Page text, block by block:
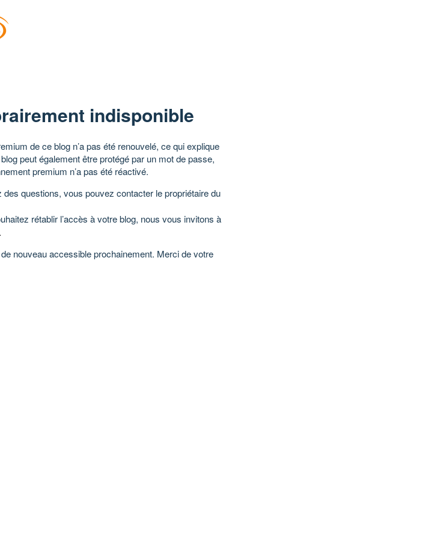
indisponible
de ce blog n’a pas été renouvelé, ce qui explique
peut également être protégé par un mot de passe,
premium n’a pas été réactivé.
des questions, vous pouvez contacter le propriétaire du
rétablir l’accès à votre blog, nous vous invitons à
.
nouveau accessible prochainement. Merci de votre